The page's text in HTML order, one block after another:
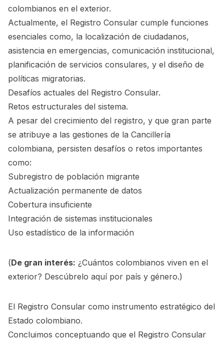
colombianos en el exterior.
Actualmente, el Registro Consular cumple funciones
esenciales como, la localización de ciudadanos,
asistencia en emergencias, comunicación institucional,
planificación de servicios consulares, y el diseño de
políticas migratorias.
Desafíos actuales del Registro Consular.
Retos estructurales del sistema.
A pesar del crecimiento del registro, y que gran parte
se atribuye a las gestiones de la Cancillería
colombiana, persisten desafíos o retos importantes
como:
Subregistro de población migrante
Actualización permanente de datos
Cobertura insuficiente
Integración de sistemas institucionales
Uso estadístico de la información
(De gran interés: ¿Cuántos colombianos viven en el
exterior? Descúbrelo aquí por país y género.)
El Registro Consular como instrumento estratégico del
Estado colombiano.
Concluimos conceptuando que el Registro Consular